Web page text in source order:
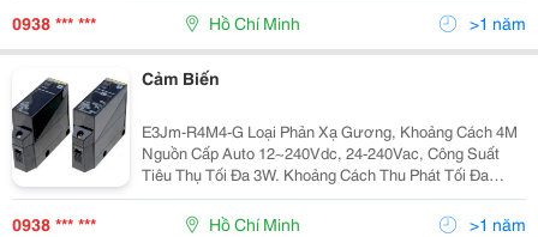
Thịnh Phát Tự Hào Mang Đến Dịch Vụ - Gi
0938 *** *** Hồ Chí Minh >1 năm
Cảm Biến
E3Jm-R4M4-G Loại Phản Xạ Gương, Khoảng Cách 4M
Nguồn Cấp Auto 12~240Vdc, 24-240Vac, Công Suất
Tiêu Thụ Tối Đa 3W. Khoảng Cách Thu Phát Tối Đa
10M, Ngỏ Ra Relay Spdt 3A-250Vac Chế Độ Làm Việc
Light-On/Dark-On Lựa Chọn, Nhiệt Độ Làm Việc -
0938 *** *** Hồ Chí Minh >1 năm